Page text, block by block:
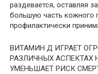
раздевается, оставляя
большую часть кожного
профилактически
ВИТАМИН Д ИГРАЕТ
РАЗЛИЧНЫХ АСПЕКТАХ
УМЕНЬШАЕТ РИСК